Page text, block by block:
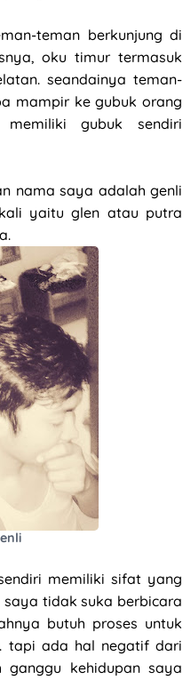
teman berkunjung di
oku timur termasuk
seandainya teman-
mampir ke gubuk orang
gubuk sendiri
nama saya adalah genli
yaitu glen atau putra
memiliki sifat yang
tidak suka berbicara
butuh proses untuk
tapi ada hal negatif dari
kehidupan saya